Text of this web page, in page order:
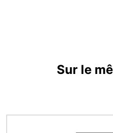
Sur le